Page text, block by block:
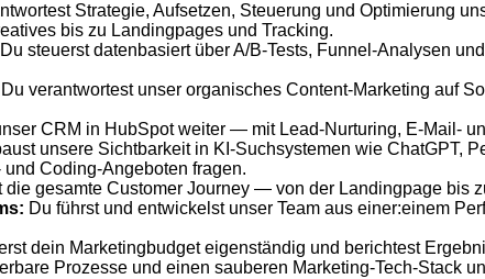
Strategie, Aufsetzen, Steuerung und Optimierung
bis zu Landingpages und Tracking.
Du steuerst datenbasiert über A/B-Tests, Funnel-Analysen
Du verantwortest unser organisches Content-Marketing auf
CRM in HubSpot weiter — mit Lead-Nurturing, E-Mail-
unsere Sichtbarkeit in KI-Suchsystemen wie ChatGPT,
Coding-Angeboten fragen.
die gesamte Customer Journey — von der Landingpage bis
Du führst und entwickelst unser Team aus einer:einem
dein Marketingbudget eigenständig und berichtest
Prozesse und einen sauberen Marketing-Tech-Stack